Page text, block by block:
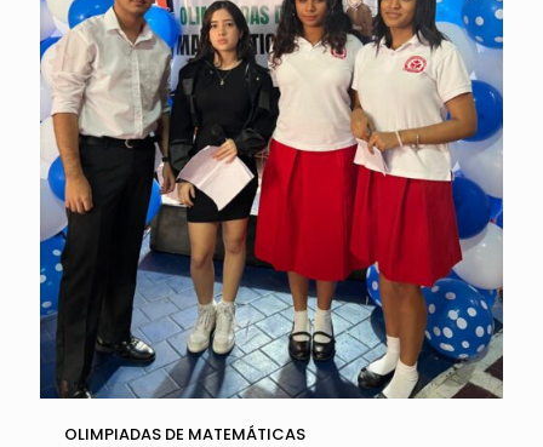
OLIMPIADAS DE MATEMÁTICAS